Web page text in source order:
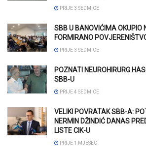
PRIJE 3 SEDMICE
SBB U BANOVIĆIMA OKUPIO
FORMIRANO
PRIJE 3 SEDMICE
POZNATI NEUROHIRURG
SBB-U
PRIJE 4 SEDMICE
VELIKI POVRATAK SBB-A:
NERMIN DŽINDIĆ DANAS
LISTE CIK-U
PRIJE 1 MJESEC